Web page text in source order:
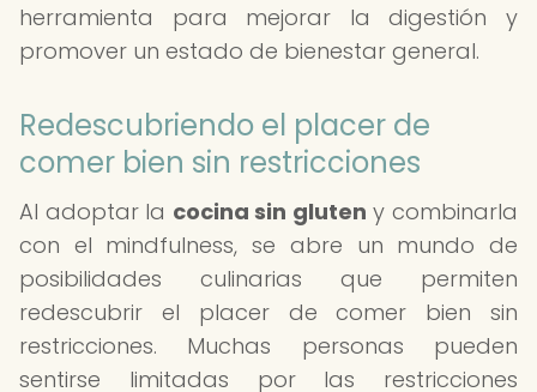
herramienta para mejorar la digestión y
promover un estado de bienestar general.
Redescubriendo el placer de
comer bien sin restricciones
Al adoptar la cocina sin gluten y combinarla
con el mindfulness, se abre un mundo de
posibilidades culinarias que permiten
redescubrir el placer de comer bien sin
restricciones. Muchas personas pueden
sentirse limitadas por las restricciones